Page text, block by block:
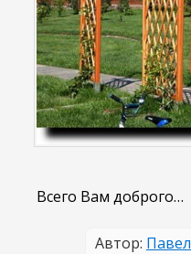
Всего Вам доброго…
Автор: Павел